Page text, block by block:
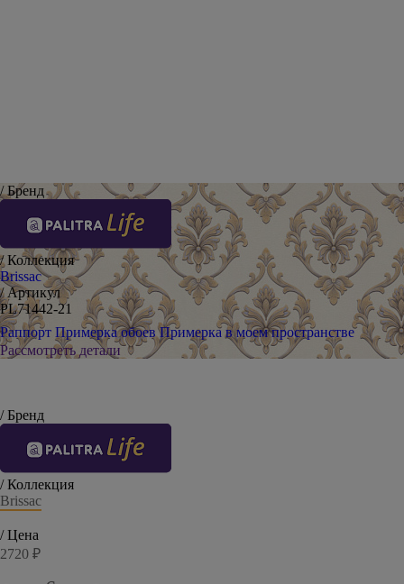
/ Бренд
/ Коллекция
Brissac
/ Артикул
PL71442-21
Раппорт Примерка обоев Примерка в моем пространстве
Рассмотреть детали
/ Бренд
/ Коллекция
Brissac
/ Цена
2720 ₽